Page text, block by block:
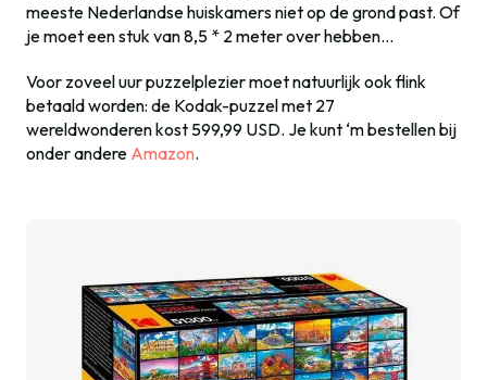
meeste Nederlandse huiskamers niet op de grond past. Of
je moet een stuk van 8,5 * 2 meter over hebben…
Voor zoveel uur puzzelplezier moet natuurlijk ook flink
betaald worden: de Kodak-puzzel met 27
wereldwonderen kost 599,99 USD. Je kunt ‘m bestellen bij
onder andere Amazon.